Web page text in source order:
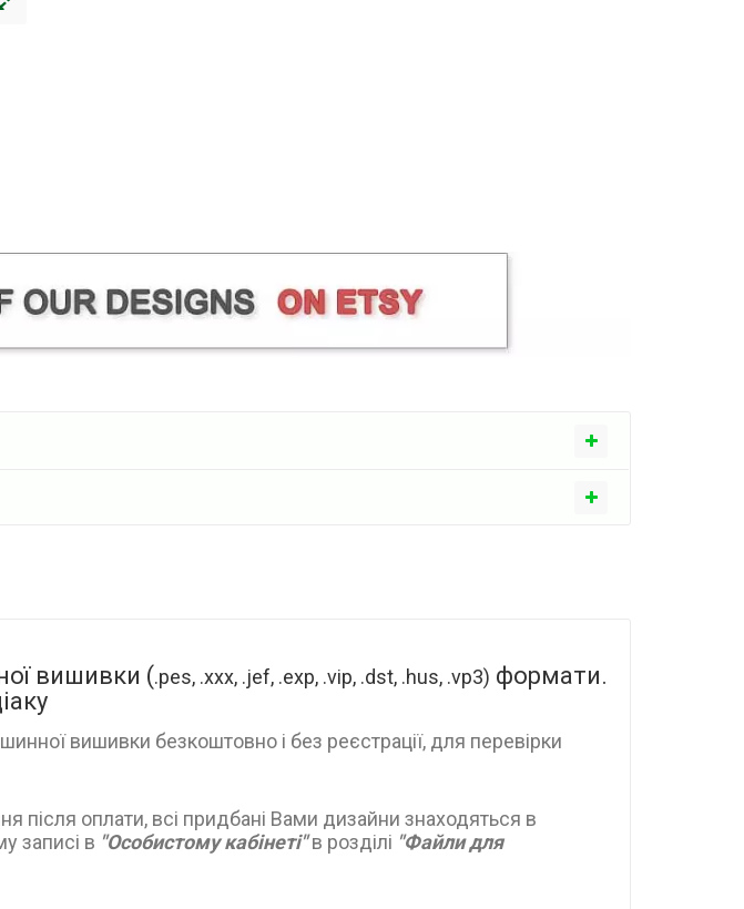
вишивки (.pes, .xxx, .jef, .exp, .vip, .dst, .hus, .vp3) формати.
вишивки безкоштовно і без реєстрації, для перевірки
після оплати, всі придбані Вами дизайни знаходяться в
записі в "Особистому кабінеті"в розділі "Файли для